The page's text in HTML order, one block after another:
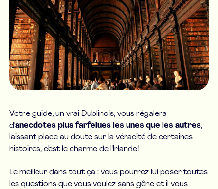
Votre guide, un vrai Dublinois, vous régalera
d'anecdotes plus farfelues les unes que les autres,
laissant place au doute sur la véracité de certaines
histoires, c'est le charme de l'Irlande!
Le meilleur dans tout ça : vous pourrez lui poser toutes
les questions que vous voulez sans gêne et il vous